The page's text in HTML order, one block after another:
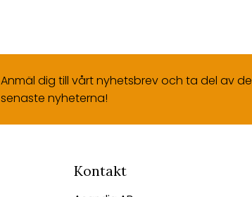
Anmäl dig till vårt nyhetsbrev och ta del av de
senaste nyheterna!
Kontakt